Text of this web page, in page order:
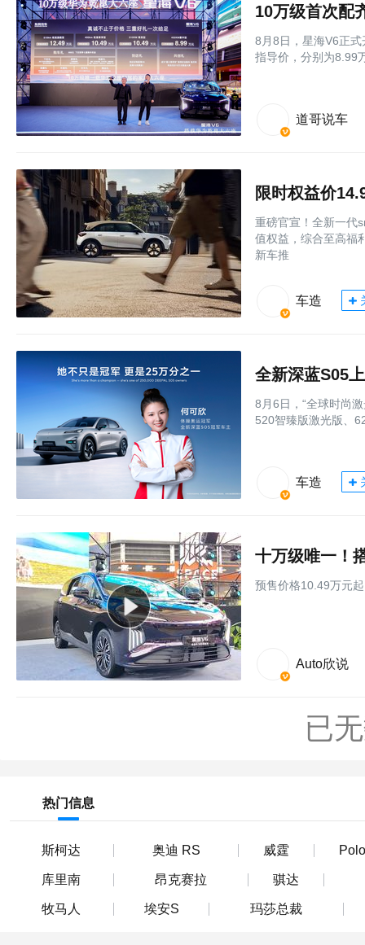
8月8日，星海V6正
指导价，分别为8.99
道哥说车
限时权益价
重磅官宣！全新一代
值权益，综合至高福
新车推
车造
全新深蓝S05
8月6日，“全球时尚
520智臻版激光版、
车造
预售价格10.49万元
Auto欣说
已
热门信息
斯柯达 奥迪 RS 威霆 Polo
库里南 昂克赛拉 骐达
牧马人 埃安S 玛莎总裁